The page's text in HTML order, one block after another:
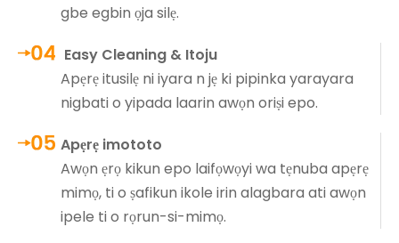
gbe egbin ọja silẹ.
Easy Cleaning & Itoju
Apẹrẹ itusilẹ ni iyara n jẹ ki pipinka yarayara
nigbati o yipada laarin awọn oriṣi epo.
Apẹrẹ imototo
Awọn ẹrọ kikun epo laifọwọyi wa tẹnuba apẹrẹ
mimọ, ti o ṣafikun ikole irin alagbara ati awọn
ipele ti o rọrun-si-mimọ.